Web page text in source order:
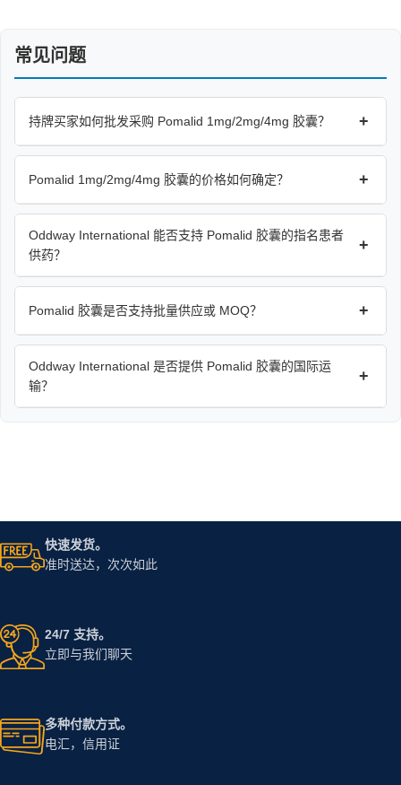
常见问题
持牌买家如何批发采购 Pomalid 1mg/2mg/4mg 胶囊？ +
Pomalid 1mg/2mg/4mg 胶囊的价格如何确定？ +
Oddway International 能否支持 Pomalid 胶囊的指名患者
供药？
+
Pomalid 胶囊是否支持批量供应或 MOQ？ +
Oddway International 是否提供 Pomalid 胶囊的国际运
输？
+
快速发货。
准时送达，次次如此
24/7 支持。
立即与我们聊天
多种付款方式。
电汇，信用证